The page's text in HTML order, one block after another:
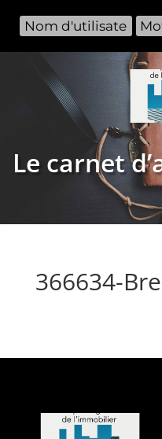
Le carnet
366634-